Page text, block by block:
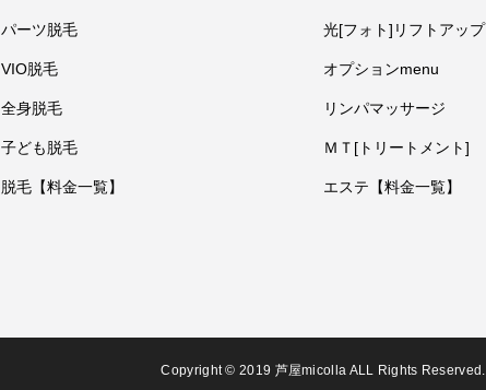
パーツ脱毛
VIO脱毛
全身脱毛
子ども脱毛
脱毛【料金一覧】
光[フォト]リフトアップ
オプションmenu
リンパマッサージ
ＭＴ[トリートメント]
エステ【料金一覧】
Copyright © 2019 芦屋micolla ALL Rights Reserved.